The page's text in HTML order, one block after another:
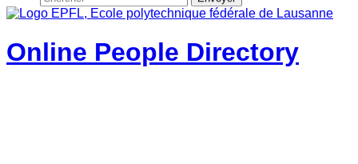
Online People Directory